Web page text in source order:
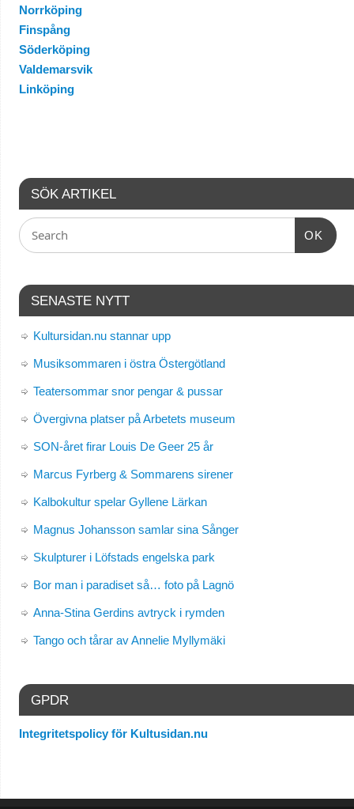
Norrköping
Finspång
Söderköping
Valdemarsvik
Linköping
SÖK ARTIKEL
OK
SENASTE NYTT
Kultursidan.nu stannar upp
Musiksommaren i östra Östergötland
Teatersommar snor pengar & pussar
Övergivna platser på Arbetets museum
SON-året firar Louis De Geer 25 år
Marcus Fyrberg & Sommarens sirener
Kalbokultur spelar Gyllene Lärkan
Magnus Johansson samlar sina Sånger
Skulpturer i Löfstads engelska park
Bor man i paradiset så… foto på Lagnö
Anna-Stina Gerdins avtryck i rymden
Tango och tårar av Annelie Myllymäki
GPDR
Integritetspolicy för Kultusidan.nu